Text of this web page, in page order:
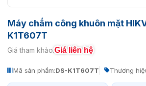
Máy chấm công khuôn mặt
K1T607T
Giá tham khảo:Giá liên hệ
Mã sản phẩm:DS-K1T607T Thương